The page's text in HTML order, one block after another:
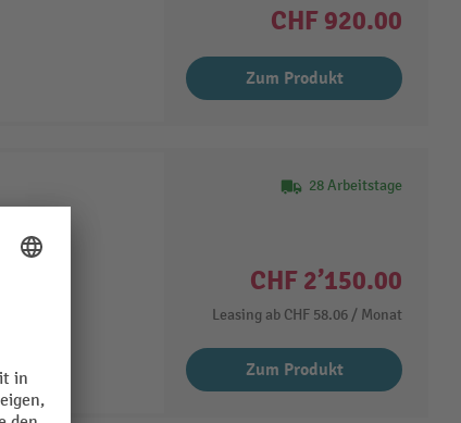
CHF 920.00
Zum Produkt
28 Arbeitstage
CHF 2’150.00
Leasing ab CHF 58.06 / Monat
Zum Produkt